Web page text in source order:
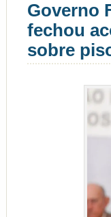
Governo
fechou
sobre